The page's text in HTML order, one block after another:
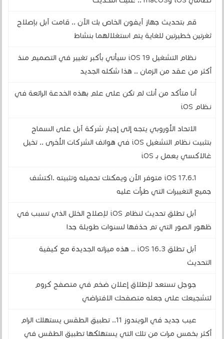
قم بتحديث جهاز آيفون الخاص بك الآن .. قامت آبل بإصلاح
ثغرتين خطيرتين للغاية يتم استغلالهما بنشاط
نظام التشغيل iOS 19 سيأتي بأكبر تغيير في التصميم منذ
أكثر من عقد من الزمان .. هذا شكله الجديد
أنا متأكد من أنك لم تكن على علم بهذه الخدعة الرائعة في
نظام iOS
الاتحاد الأوروبي يتجه إلى إجبار شركة آبل على السماح
بتثبيت نظام التشغيل iOS في هواتف الشركات الأخرى .. تخيل
غالاكسي يعمل بـ iOS
iOS 17.6.1 متوفر الآن ويمكنك تحميله وتثبيته .اكتشف
جميع التغييرات التي طرأت عليه
آبل تطلق تحديث لنظام iOS لإصلاح الخلل الذي تسبب في
ظهور الصور التي تم حذفها لسنوات طويلة جدا
آبل تطلق iOS 16.3 .. هذه ميزاته الجديدة مع كيفية
التحديث
جوجل تستعد لإطلاق إعلان ضخم في متصفح كروم
لتشجيعك على جعله متصفحك الافتراضي
عيب جديد في الويندوز 11.. تطبيق الطقس يستهلك الرام
أكثر بخمس مرات من تلك التي يستهلكها تطبيق الطقس في